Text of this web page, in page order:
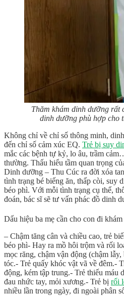
Thăm khám dinh dưỡng rất
dinh dưỡng phù hợp cho
Không chỉ về chỉ số thông minh,
đến chỉ số cảm xúc EQ. Trẻ bị suy
mắc các bệnh tự kỷ, lo âu, trầm
thường. Thấu hiểu tầm quan trọng
Dinh dưỡng – Thu Cúc ra đời xóa
tình trạng bé biếng ăn, thấp còi, suy
béo phì. Với mỗi tình trạng cụ thể,
đoán, bác sĩ sẽ tư vấn phác đồ dinh
Dấu hiệu ba mẹ cần cho con đi
– Chậm tăng cân và chiều cao, trẻ
béo phì- Hay ra mồ hôi trộm và rối
mọc răng, chậm vận động (chậm
tóc.- Trẻ quấy khóc vật vã về đêm.-
động, kém tập trung.- Trẻ thiếu máu
đau nhức tay, mỏi xương.- Trẻ bị rối
nhiều lần trong ngày, đi ngoài phân